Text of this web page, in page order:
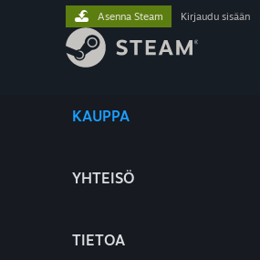
KAUPPA
YHTEISÖ
TIETOA
Asenna Steam Kirjaudu sisään